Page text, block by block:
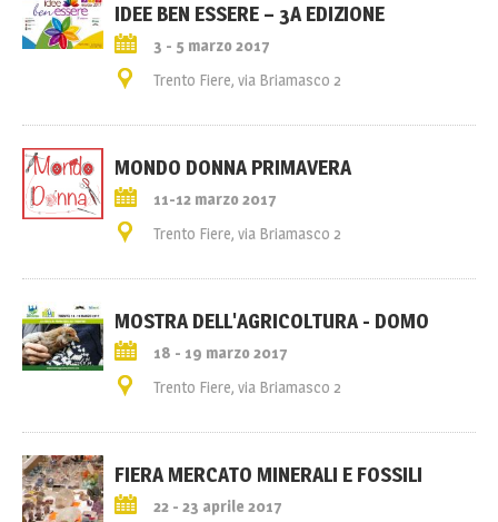
IDEE BEN ESSERE – 3A EDIZIONE
3 - 5 marzo 2017
Trento Fiere, via Briamasco 2
MONDO DONNA PRIMAVERA
11-12 marzo 2017
Trento Fiere, via Briamasco 2
MOSTRA DELL'AGRICOLTURA - DOMO
18 - 19 marzo 2017
Trento Fiere, via Briamasco 2
FIERA MERCATO MINERALI E FOSSILI
22 - 23 aprile 2017